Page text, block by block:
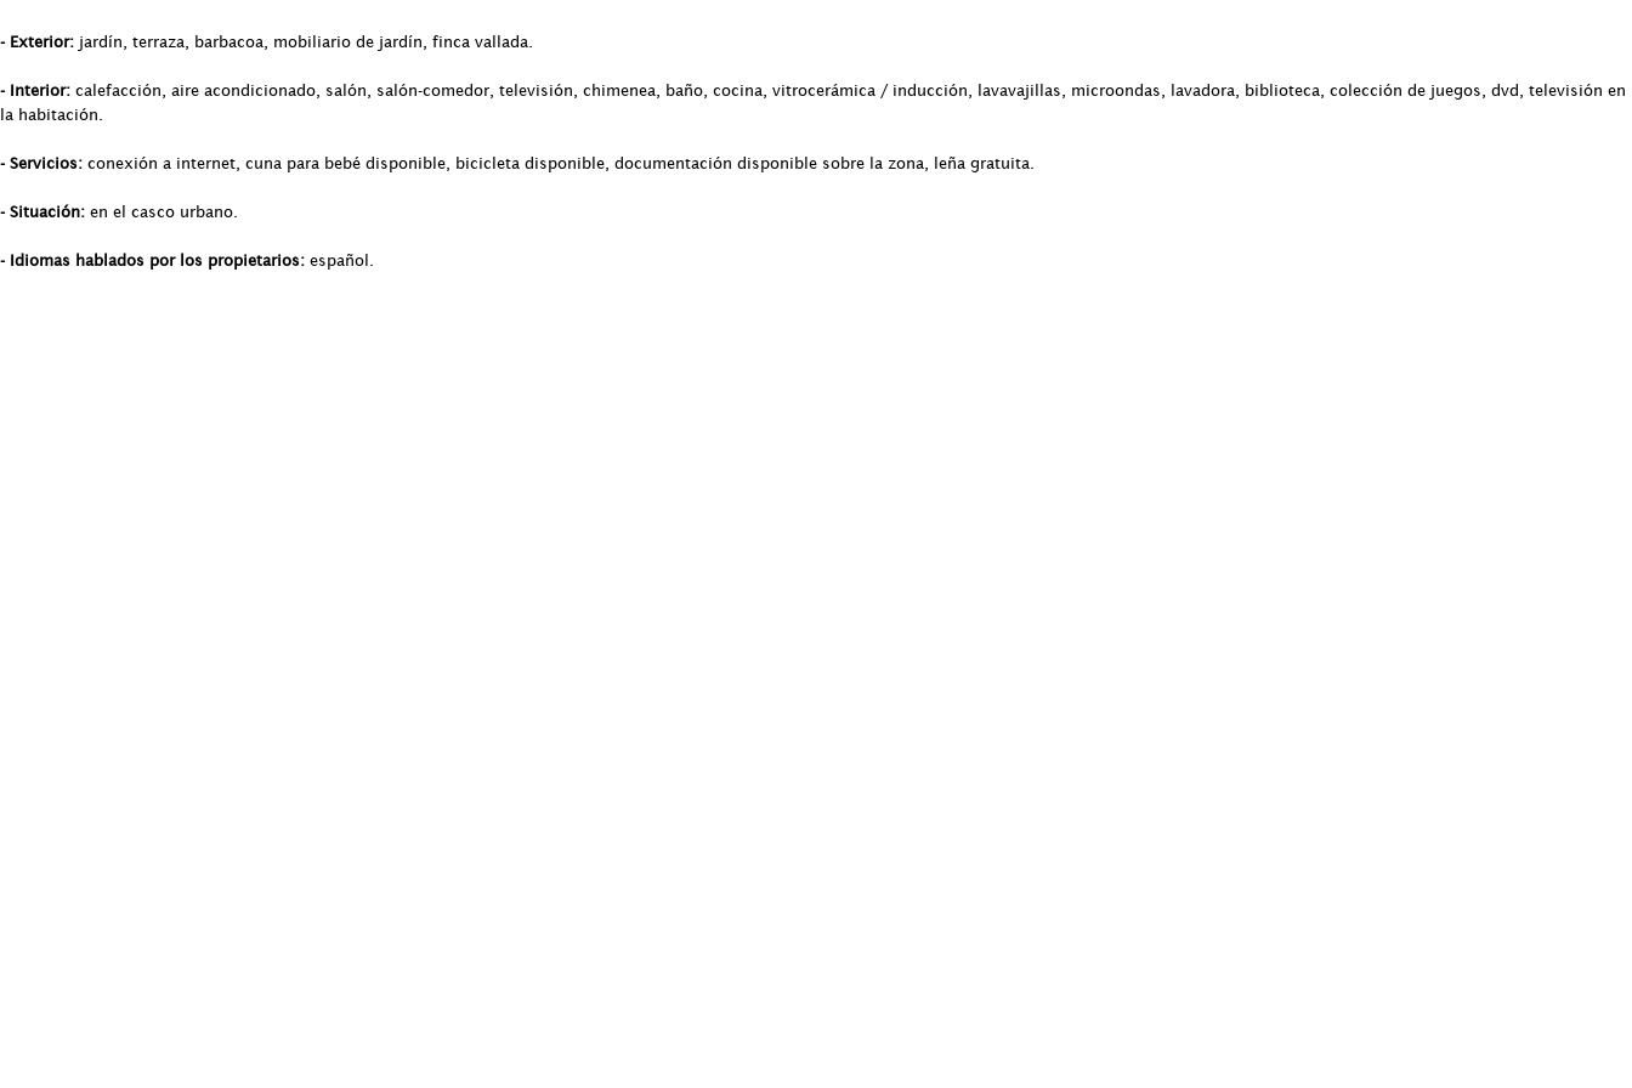
- Exterior: jardín, terraza, barbacoa, mobiliario de jardín, finca vallada.
- Interior: calefacción, aire acondicionado, salón, salón-comedor, televisión, chimenea, baño, cocina, vitrocerámica / inducción, lavavajillas, microondas, lavadora, biblioteca, colección de juegos, dvd, televisión en
la habitación.
- Servicios: conexión a internet, cuna para bebé disponible, bicicleta disponible, documentación disponible sobre la zona, leña gratuita.
- Situación: en el casco urbano.
- Idiomas hablados por los propietarios: español.